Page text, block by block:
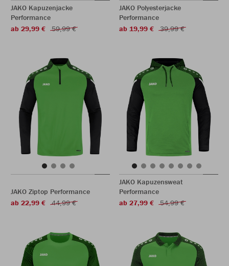
JAKO Kapuzenjacke
Performance
ab 29,99 €
59,99 €
JAKO Polyesterjacke
Performance
ab 19,99 €
39,99 €
JAKO Ziptop Performance
ab 22,99 €
44,99 €
JAKO Kapuzensweat
Performance
ab 27,99 €
54,99 €